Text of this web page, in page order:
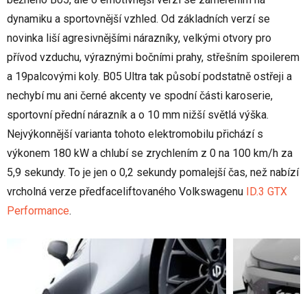
dynamiku a sportovnější vzhled. Od základních verzí se
novinka liší agresivnějšími nárazníky, velkými otvory pro
přívod vzduchu, výraznými bočními prahy, střešním spoilerem
a 19palcovými koly. B05 Ultra tak působí podstatně ostřeji a
nechybí mu ani černé akcenty ve spodní části karoserie,
sportovní přední nárazník a o 10 mm nižší světlá výška.
Nejvýkonnější varianta tohoto elektromobilu přichází s
výkonem 180 kW a chlubí se zrychlením z 0 na 100 km/h za
5,9 sekundy. To je jen o 0,2 sekundy pomalejší čas, než nabízí
vrcholná verze předfaceliftovaného Volkswagenu
ID.3 GTX
Performance.